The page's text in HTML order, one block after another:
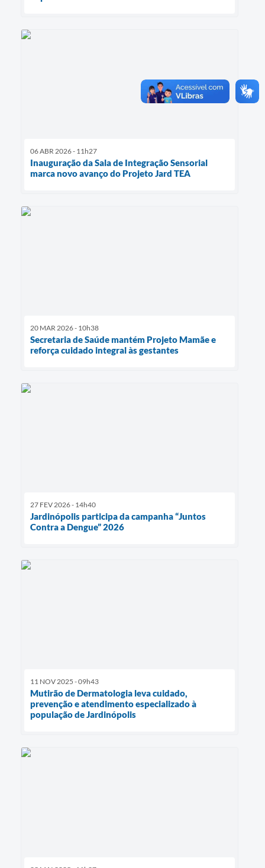
06 ABR 2026 - 11h27
Inauguração da Sala de Integração Sensorial
marca novo avanço do Projeto Jard TEA
20 MAR 2026 - 10h38
Secretaria de Saúde mantém Projeto Mamãe e
reforça cuidado integral às gestantes
27 FEV 2026 - 14h40
Jardinópolis participa da campanha “Juntos
Contra a Dengue” 2026
11 NOV 2025 - 09h43
Mutirão de Dermatologia leva cuidado,
prevenção e atendimento especializado à
população de Jardinópolis